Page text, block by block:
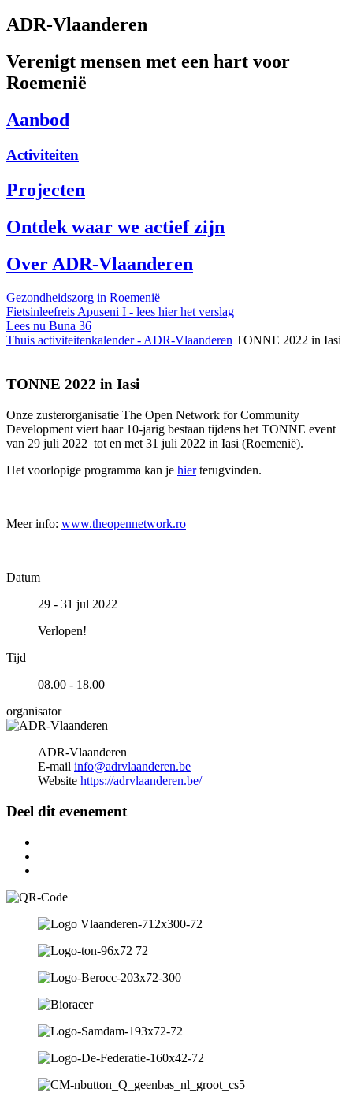
ADR-Vlaanderen
Verenigt mensen met een hart voor
Roemenië
Aanbod
Activiteiten
Projecten
Ontdek waar we actief zijn
Over ADR-Vlaanderen
Gezondheidszorg in Roemenië
Fietsinleefreis Apuseni I - lees hier het verslag
Lees nu Buna 36
Thuis activiteitenkalender - ADR-Vlaanderen TONNE 2022 in Iasi
TONNE 2022 in Iasi
Onze zusterorganisatie The Open Network for Community
Development viert haar 10-jarig bestaan tijdens het TONNE event
van 29 juli 2022 tot en met 31 juli 2022 in Iasi (Roemenië).
Het voorlopige programma kan je hierterugvinden.
Meer info: www.theopennetwork.ro
Datum
29 - 31 jul 2022
Verlopen!
Tijd
08.00 - 18.00
organisator
ADR-Vlaanderen
E-mail info@adrvlaanderen.be
Website https://adrvlaanderen.be/
Deel dit evenement